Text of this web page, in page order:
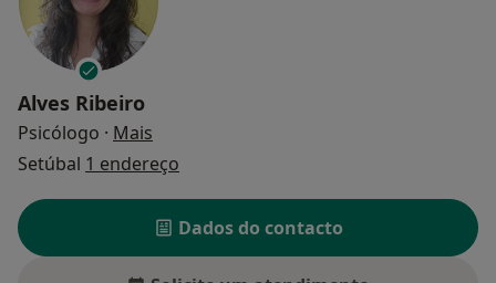
Alves Ribeiro
Psicólogo · Mais
Setúbal 1 endereço
Dados do contacto